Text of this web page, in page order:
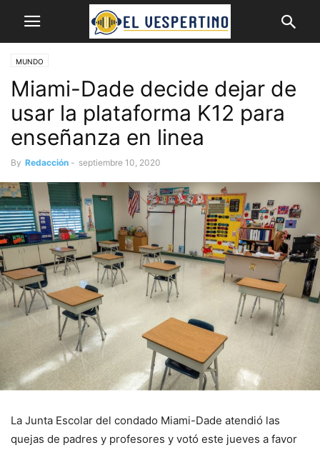
MUNDO
Miami-Dade decide dejar de
usar la plataforma K12 para
enseñanza en linea
By Redacción - septiembre 10, 2020
La Junta Escolar del condado Miami-Dade atendió las
quejas de padres y profesores y votó este jueves a favor